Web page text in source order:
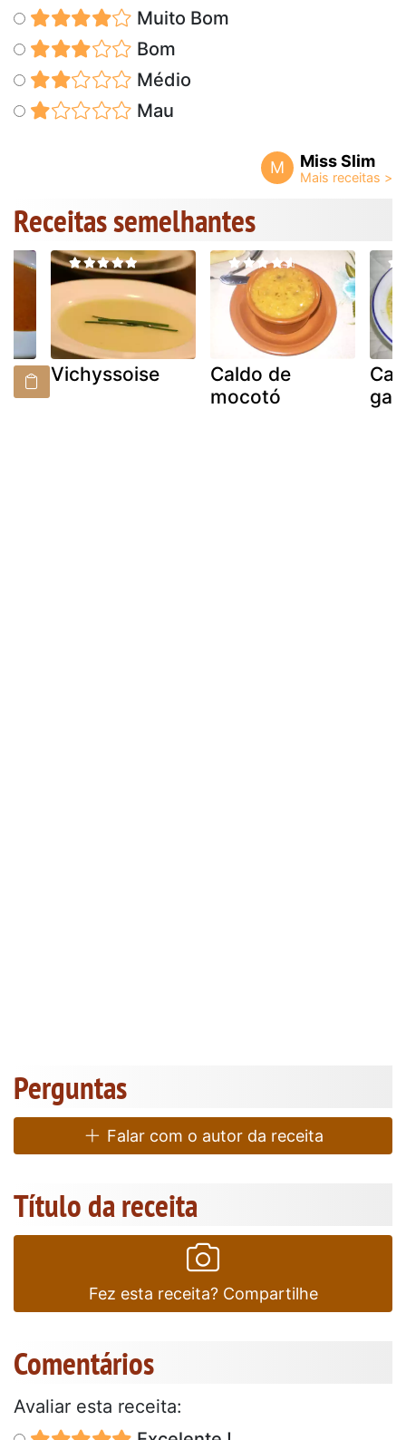
Muito Bom
Bom
Médio
Mau
M Miss Slim
Receitas semelhantes
Vichyssoise
Caldo de
mocotó
Perguntas
Falar com o autor da receita
Título da receita
Fez esta receita? Compartilhe
Comentários
Avaliar esta receita: